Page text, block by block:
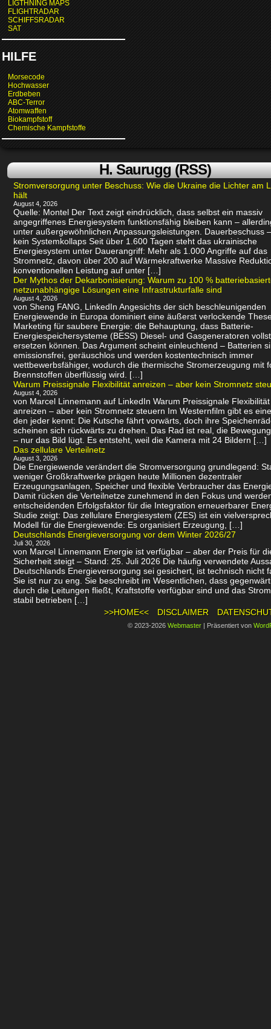
LIGTHNING MAPS
FLIGHTRADAR
SCHIFFSRADAR
SAT
HILFE
Morsecode
Hochwasser
Erdbeben
ABC-Terror
Atomwaffen
Biokampfstoff
Chemische Kampfstoffe
H. Saurugg (RSS)
Stromversorgung unter Beschuss: Wie die Ukraine die Lichter am
hält
August 4, 2026
Quelle: Montel Der Text zeigt eindrücklich, dass selbst ein massiv
angegriffenes Energiesystem funktionsfähig bleiben kann –
unter außergewöhnlichen Anpassungsleistungen. Dauerbeschuss
kein Systemkollaps Seit über 1.600 Tagen steht das ukrainische
Energiesystem unter Dauerangriff: Mehr als 1.000 Angriffe auf das
Stromnetz, davon über 200 auf Wärmekraftwerke Massive
konventionellen Leistung auf unter […]
Der Mythos der Dekarbonisierung: Warum zu 100 %
netzunabhängige Lösungen eine Infrastrukturfalle sind
August 4, 2026
von Sheng FANG, LinkedIn Angesichts der sich beschleunigenden
Energiewende in Europa dominiert eine äußerst verlockende
Marketing für saubere Energie: die Behauptung, dass Batterie-
Energiespeichersysteme (BESS) Diesel- und Gasgeneratoren
ersetzen können. Das Argument scheint einleuchtend – Batterien
emissionsfrei, geräuschlos und werden kostentechnisch immer
wettbewerbsfähiger, wodurch die thermische Stromerzeugung mit
Brennstoffen überflüssig wird. […]
Warum Preissignale Flexibilität anreizen – aber kein Stromnetz
August 4, 2026
von Marcel Linnemann auf LinkedIn Warum Preissignale Flexibilität
anreizen – aber kein Stromnetz steuern Im Westernfilm gibt es
den jeder kennt: Die Kutsche fährt vorwärts, doch ihre
scheinen sich rückwärts zu drehen. Das Rad ist real, die
– nur das Bild lügt. Es entsteht, weil die Kamera mit 24 Bildern […]
Das zellulare Verteilnetz
August 3, 2026
Die Energiewende verändert die Stromversorgung grundlegend:
weniger Großkraftwerke prägen heute Millionen dezentraler
Erzeugungsanlagen, Speicher und flexible Verbraucher das
Damit rücken die Verteilnetze zunehmend in den Fokus und
entscheidenden Erfolgsfaktor für die Integration erneuerbarer
Studie zeigt: Das zellulare Energiesystem (ZES) ist ein
Modell für die Energiewende: Es organisiert Erzeugung, […]
Deutschlands Energieversorgung vor dem Winter 2026/27
Juli 30, 2026
von Marcel Linnemann Energie ist verfügbar – aber der Preis für
Sicherheit steigt – Stand: 25. Juli 2026 Die häufig verwendete
Deutschlands Energieversorgung sei gesichert, ist technisch nicht
Sie ist nur zu eng. Sie beschreibt im Wesentlichen, dass
durch die Leitungen fließt, Kraftstoffe verfügbar sind und das
stabil betrieben […]
>>HOME<<
DISCLAIMER
© 2023-2026 Webmaster | Präsentiert von